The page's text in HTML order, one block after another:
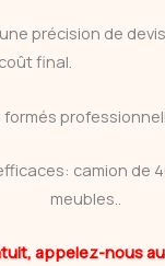
précision de
final.
formés
camion de
meubles..
appelez-nous